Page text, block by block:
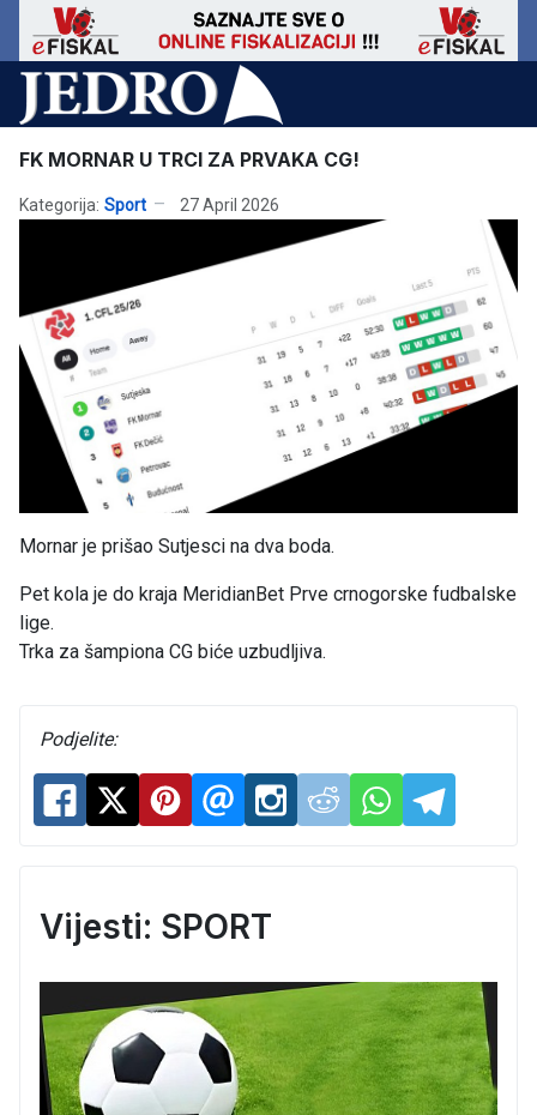
FK MORNAR U TRCI ZA PRVAKA CG!
Kategorija: Sport 27 April 2026
Mornar je prišao Sutjesci na dva boda.
Pet kola je do kraja MeridianBet Prve crnogorske fudbalske
lige.
Trka za šampiona CG biće uzbudljiva.
Podjelite:
Vijesti: SPORT